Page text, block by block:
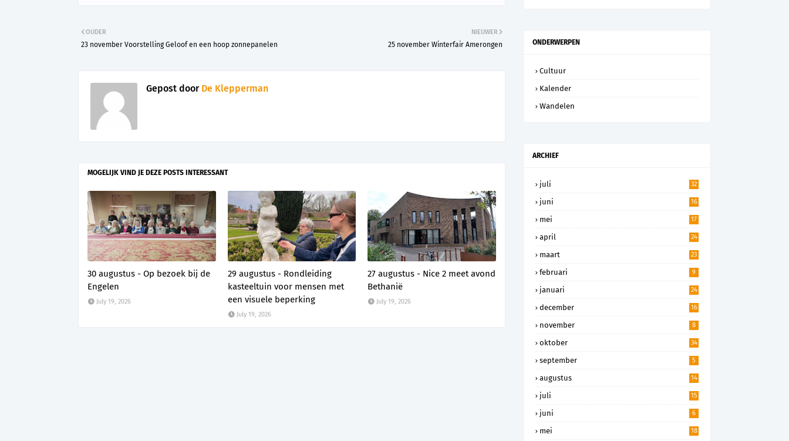
NIEUWER
25 november Winterfair Amerongen
OUDER
23 november Voorstelling Geloof en een hoop zonnepanelen
Gepost doorDe Klepperman
MOGELIJK VIND JE DEZE POSTS INTERESSANT
30 augustus - Op bezoek bij de
Engelen
July 19, 2026
29 augustus - Rondleiding
kasteeltuin voor mensen met
een visuele beperking
July 19, 2026
27 augustus - Nice 2 meet avond
Bethanië
July 19, 2026
ONDERWERPEN
Cultuur
Kalender
Wandelen
ARCHIEF
juli 32
juni 16
mei 17
april 24
maart 23
februari 9
januari 24
december 16
november 8
oktober 34
september 5
augustus 14
juli 15
juni 6
mei 18